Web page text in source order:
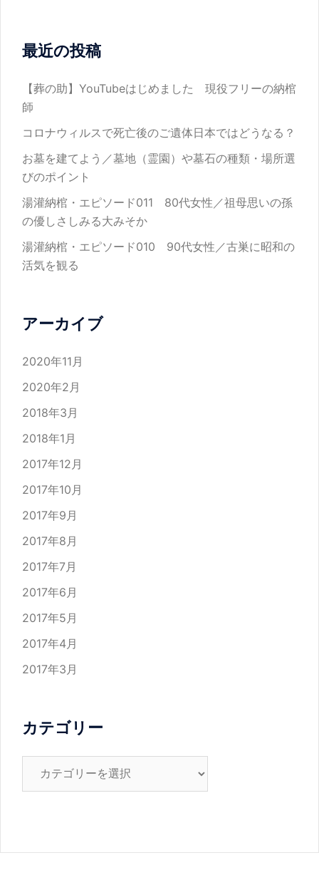
最近の投稿
【葬の助】YouTubeはじめました 現役フリーの納棺
師
コロナウィルスで死亡後のご遺体日本ではどうなる？
お墓を建てよう／墓地（霊園）や墓石の種類・場所選
びのポイント
湯灌納棺・エピソード011 80代女性／祖母思いの孫
の優しさしみる大みそか
湯灌納棺・エピソード010 90代女性／古巣に昭和の
活気を観る
アーカイブ
2020年11月
2020年2月
2018年3月
2018年1月
2017年12月
2017年10月
2017年9月
2017年8月
2017年7月
2017年6月
2017年5月
2017年4月
2017年3月
カテゴリー